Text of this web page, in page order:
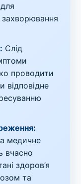
Слід
проводити
відповідне
медичне
вчасно
здоров’я
та